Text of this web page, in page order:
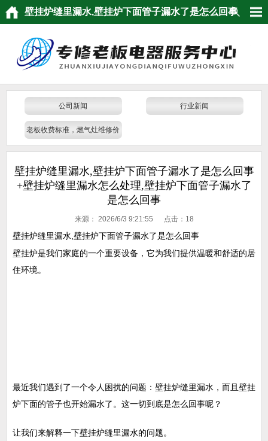
壁挂炉缝里漏水,壁挂炉下面管子漏水了是怎么回事
+壁挂炉缝里漏水怎么处理,壁挂炉下面管子漏水了
是怎么回事
公司新闻 行业新闻
老板收费标准，燃气灶维修价
壁挂炉缝里漏水,壁挂炉下面管子漏水了是怎么回事
+壁挂炉缝里漏水怎么处理,壁挂炉下面管子漏水了
是怎么回事
来源： 2026/6/3 9:21:55 点击： 18
壁挂炉缝里漏水,壁挂炉下面管子漏水了是怎么回事
壁挂炉是我们家庭的一个重要设备，它为我们提供温暖和舒适的居
住环境。
最近我们遇到了一个令人困扰的问题：壁挂炉缝里漏水，而且壁挂
炉下面的管子也开始漏水了。这一切到底是怎么回事呢？
让我们来解释一下壁挂炉缝里漏水的问题。